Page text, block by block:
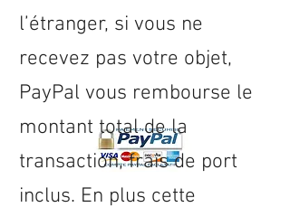
l’étranger, si vous ne
recevez pas votre objet,
PayPal vous rembourse le
montant total de la
transaction, frais de port
inclus. En plus cette